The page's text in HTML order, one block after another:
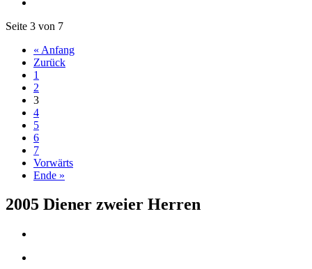
Seite 3 von 7
« Anfang
Zurück
1
2
3
4
5
6
7
Vorwärts
Ende »
2005 Diener zweier Herren